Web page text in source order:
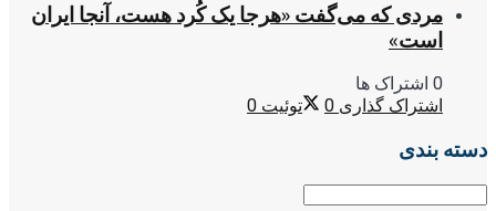
مردی که می‌گفت «هرجا یک کُرد هست، آنجا ایران
است»
0 اشتراک ها
اشتراک گذاری 0 توئیت 0
دسته بندی
دسته